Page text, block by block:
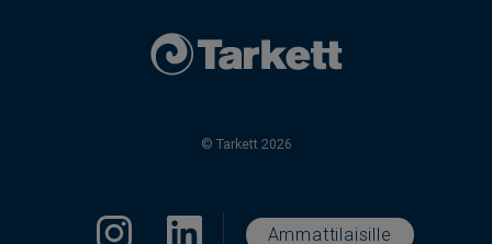
© Tarkett 2026
Ammattilaisille